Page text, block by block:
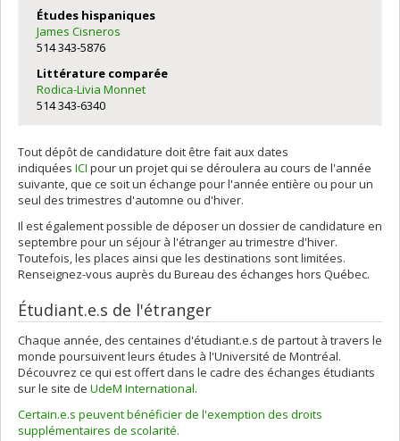
Études hispaniques
James Cisneros
514 343-5876
Littérature comparée
Rodica-Livia Monnet
514 343-6340
Tout dépôt de candidature doit être fait aux dates
indiquées ICI pour un projet qui se déroulera au cours de l'année
suivante, que ce soit un échange pour l'année entière ou pour un
seul des trimestres d'automne ou d'hiver.
Il est également possible de déposer un dossier de candidature en
septembre pour un séjour à l'étranger au trimestre d'hiver.
Toutefois, les places ainsi que les destinations sont limitées.
Renseignez-vous auprès du Bureau des échanges hors Québec.
Étudiant.e.s de l'étranger
Chaque année, des centaines d'étudiant.e.s de partout à travers le
monde poursuivent leurs études à l'Université de Montréal.
Découvrez ce qui est offert dans le cadre des échanges étudiants
sur le site de UdeM International.
Certain.e.s peuvent bénéficier de l'exemption des droits
supplémentaires de scolarité.